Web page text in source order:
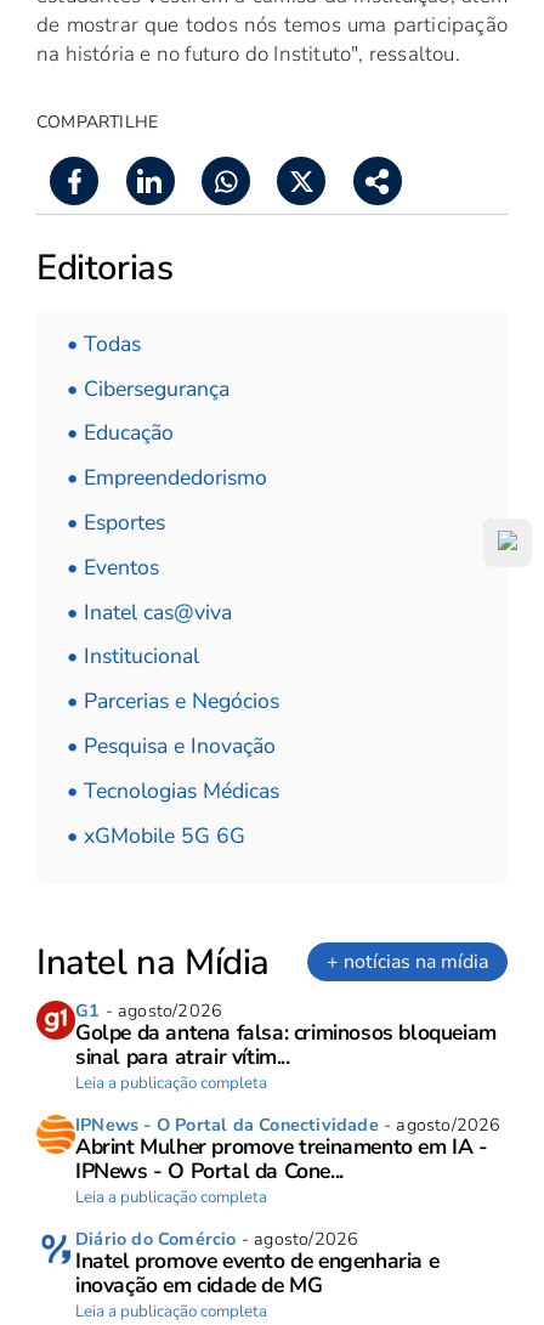
de mostrar que todos nós temos uma participação
na história e no futuro do Instituto", ressaltou.
COMPARTILHE
Editorias
• Todas
• Cibersegurança
• Educação
• Empreendedorismo
• Esportes
• Eventos
• Inatel cas@viva
• Institucional
• Parcerias e Negócios
• Pesquisa e Inovação
• Tecnologias Médicas
• xGMobile 5G 6G
Inatel na Mídia + notícias na mídia
G1 - agosto/2026
Golpe da antena falsa: criminosos bloqueiam
sinal para atrair vítim...
Leia a publicação completa
IPNews - O Portal da Conectividade- agosto/2026
Abrint Mulher promove treinamento em IA -
IPNews - O Portal da Cone...
Leia a publicação completa
Diário do Comércio - agosto/2026
Inatel promove evento de engenharia e
inovação em cidade de MG
Leia a publicação completa